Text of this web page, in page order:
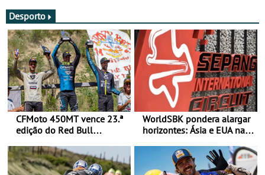
Desporto
CFMoto 450MT vence 23.ª
edição do Red Bull
Categorias Adventure -
Vitória na Ultimate, Core e
WorldSBK pondera alargar
horizontes: Ásia e EUA na